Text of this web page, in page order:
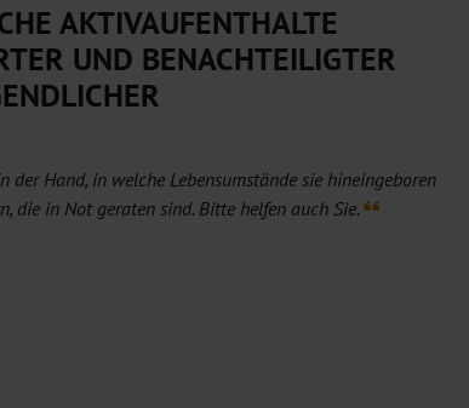
AKTIVAUFENTHALTE
UND BENACHTEILIGTER
der Hand, in welche Lebensumstände sie hineingeboren
die in Not geraten sind. Bitte helfen auch Sie.